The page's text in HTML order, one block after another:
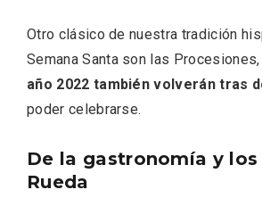
Otro clásico de nuestra tradición
Semana Santa son las Procesiones,
año 2022 también volverán tras
poder celebrarse.
De la gastronomía y
Rueda